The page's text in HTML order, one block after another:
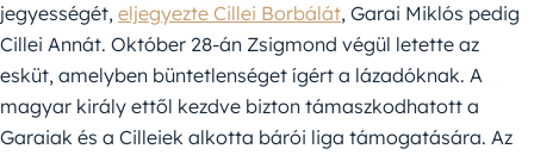
jegyességét, eljegyezte Cillei Borbálát, Garai Miklós pedig
Cillei Annát. Október 28-án Zsigmond végül letette az
esküt, amelyben büntetlenséget ígért a lázadóknak. A
magyar király ettől kezdve bizton támaszkodhatott a
Garaiak és a Cilleiek alkotta bárói liga támogatására. Az